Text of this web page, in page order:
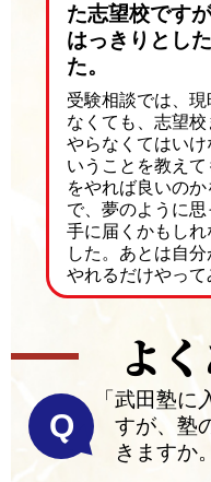
た志望校です
はっきりとし
た。
受験相談では、
なくても、志望
やらなくてはい
いうことを教え
をやれば良いの
で、夢のように
手に届くかもし
した。あとは自分
やれるだけやって
よ
Q
「武田塾
すが、塾
きますか